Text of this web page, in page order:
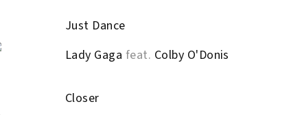
Just Dance
Lady Gaga feat. Colby O'Donis
Closer